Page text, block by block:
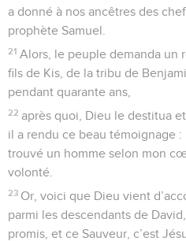
a donné à nos ancêtres des
prophète Samuel.
21 Alors, le peuple demanda un
fils de Kis, de la tribu de
pendant quarante ans,
22 après quoi, Dieu le destitua
il a rendu ce beau témoignage :
trouvé un homme selon mon
volonté.
23 Or, voici que Dieu vient
parmi les descendants de
promis, et ce Sauveur, c’est